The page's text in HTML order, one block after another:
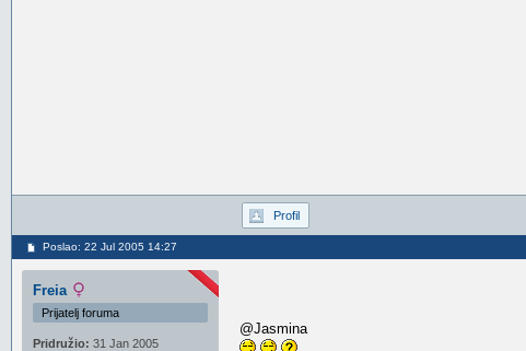
Profil
Poslao: 22 Jul 2005 14:27
Freia
Prijatelj foruma
Pridružio: 31 Jan 2005
@Jasmina